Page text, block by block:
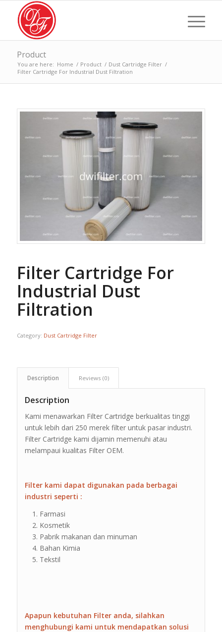
Product
You are here: Home / Product / Dust Cartridge Filter /
Filter Cartridge For Industrial Dust Filtration
Filter Cartridge For
Industrial Dust
Filtration
Category: Dust Cartridge Filter
Description Reviews (0)
Description
Kami menawarkan Filter Cartridge berkualitas tinggi
untuk lebih dari 250 merek filter untuk pasar industri.
Filter Cartridge kami dijamin memenuhi atau
melampaui kualitas Filter OEM.
Filter kami dapat digunakan pada berbagai
industri seperti :
Farmasi
Kosmetik
Pabrik makanan dan minuman
Bahan Kimia
Tekstil
Apapun kebutuhan Filter anda, silahkan
menghubungi kami untuk mendapatkan solusi